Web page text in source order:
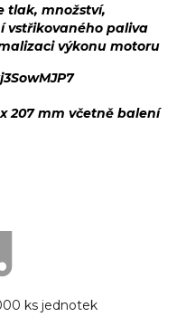
tlak, množství,
vstřikovaného paliva
výkonu motoru
x 207 mm včetně balení
ks jednotek